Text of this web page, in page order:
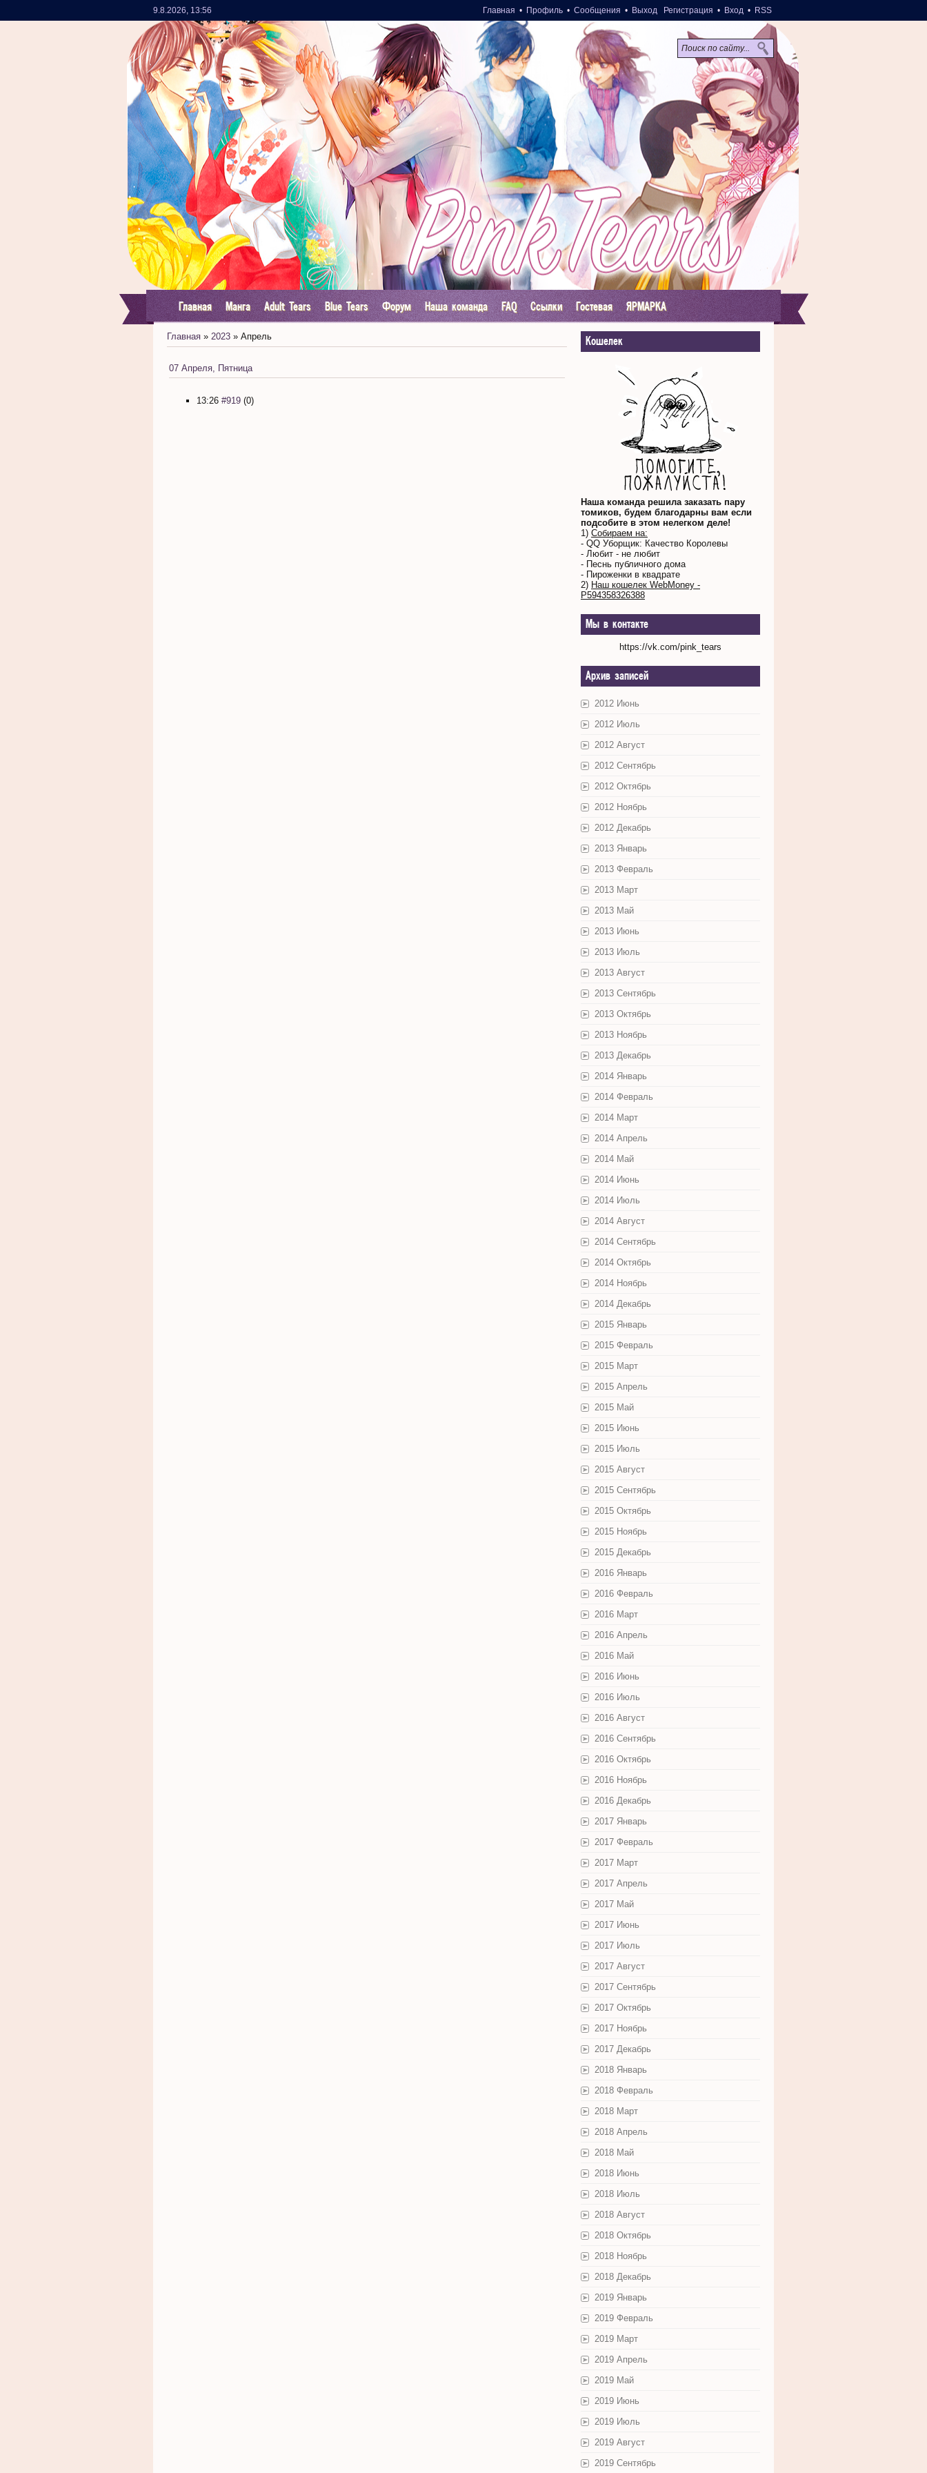
9.8.2026, 13:56 Главная • Профиль • Сообщения • Выход Регистрация • Вход • RSS
Главная Манга Adult Tears Blue Tears Форум Наша команда FAQ Ссылки Гостевая ЯРМАРКА
Главная » 2023 » Апрель
07 Апреля, Пятница
13:26 #919 (0)
Кошелек
Наша команда решила заказать пару
томиков, будем благодарны вам если
подсобите в этом нелегком деле!
1) Собираем на:
- QQ Уборщик: Качество Королевы
- Любит - не любит
- Песнь публичного дома
- Пироженки в квадрате
2) Наш кошелек WebMoney -
Р594358326388
Мы в контакте
https://vk.com/pink_tears
Архив записей
2012 Июнь
2012 Июль
2012 Август
2012 Сентябрь
2012 Октябрь
2012 Ноябрь
2012 Декабрь
2013 Январь
2013 Февраль
2013 Март
2013 Май
2013 Июнь
2013 Июль
2013 Август
2013 Сентябрь
2013 Октябрь
2013 Ноябрь
2013 Декабрь
2014 Январь
2014 Февраль
2014 Март
2014 Апрель
2014 Май
2014 Июнь
2014 Июль
2014 Август
2014 Сентябрь
2014 Октябрь
2014 Ноябрь
2014 Декабрь
2015 Январь
2015 Февраль
2015 Март
2015 Апрель
2015 Май
2015 Июнь
2015 Июль
2015 Август
2015 Сентябрь
2015 Октябрь
2015 Ноябрь
2015 Декабрь
2016 Январь
2016 Февраль
2016 Март
2016 Апрель
2016 Май
2016 Июнь
2016 Июль
2016 Август
2016 Сентябрь
2016 Октябрь
2016 Ноябрь
2016 Декабрь
2017 Январь
2017 Февраль
2017 Март
2017 Апрель
2017 Май
2017 Июнь
2017 Июль
2017 Август
2017 Сентябрь
2017 Октябрь
2017 Ноябрь
2017 Декабрь
2018 Январь
2018 Февраль
2018 Март
2018 Апрель
2018 Май
2018 Июнь
2018 Июль
2018 Август
2018 Октябрь
2018 Ноябрь
2018 Декабрь
2019 Январь
2019 Февраль
2019 Март
2019 Апрель
2019 Май
2019 Июнь
2019 Июль
2019 Август
2019 Сентябрь